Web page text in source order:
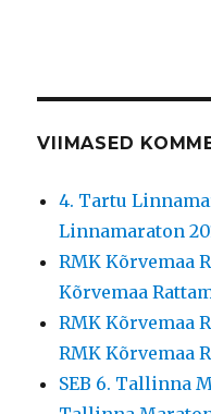
VIIMASED
4. Tartu
Linnamaraton
RMK Kõrvemaa
Kõrvemaa
RMK Kõrvemaa
RMK Kõrvemaa
SEB 6. Tallinna